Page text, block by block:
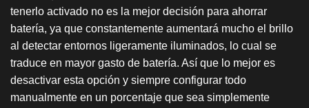
tenerlo activado no es la mejor decisión para ahorrar
batería, ya que constantemente aumentará mucho el brillo
al detectar entornos ligeramente iluminados, lo cual se
traduce en mayor gasto de batería. Así que lo mejor es
desactivar esta opción y siempre configurar todo
manualmente en un porcentaje que sea simplemente